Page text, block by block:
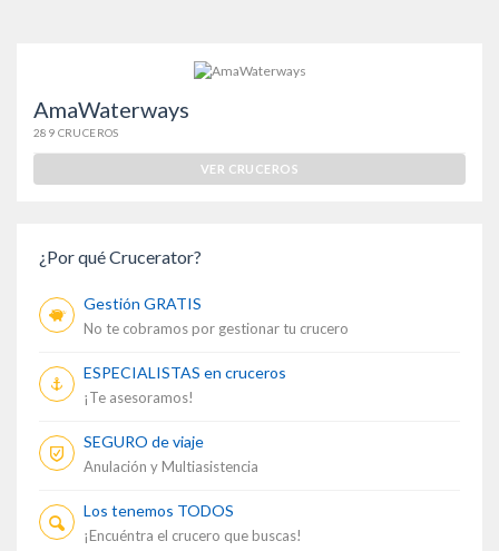
AmaWaterways
289 CRUCEROS
VER CRUCEROS
¿Por qué Crucerator?
Gestión GRATIS
No te cobramos por gestionar tu crucero
ESPECIALISTAS en cruceros
¡Te asesoramos!
SEGURO de viaje
Anulación y Multiasistencia
Los tenemos TODOS
¡Encuéntra el crucero que buscas!